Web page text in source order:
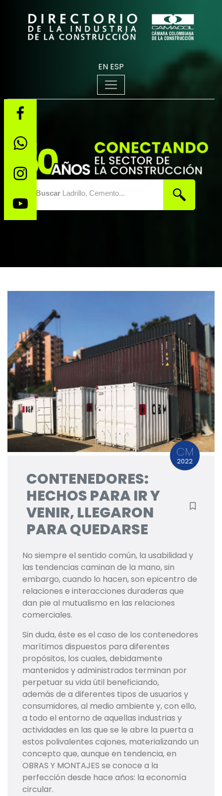
EN ESP
BuscarLadrillo, Cemento...
CM
2022
CONTENEDORES:
HECHOS PARA IR Y
VENIR, LLEGARON
PARA QUEDARSE
No siempre el sentido común, la usabilidad y
las tendencias caminan de la mano, sin
embargo, cuando lo hacen, son epicentro de
relaciones e interacciones duraderas que
dan pie al mutualismo en las relaciones
comerciales.
Sin duda, éste es el caso de los contenedores
marítimos dispuestos para diferentes
propósitos, los cuales, debidamente
mantenidos y administrados terminan por
perpetuar su vida útil beneficiando,
además de a diferentes tipos de usuarios y
consumidores, al medio ambiente y, con ello,
a todo el entorno de aquellas industrias y
actividades en las que se le abre la puerta a
estos polivalentes cajones, materializando un
concepto que, aunque en tendencia, en
OBRAS Y MONTAJES se conoce a la
perfección desde hace años: la economía
circular.